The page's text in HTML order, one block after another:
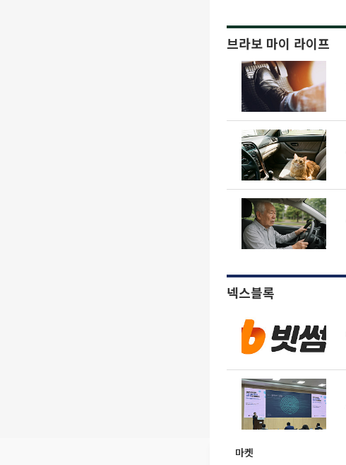
브라보 마이 라이프
넥스블록
마켓